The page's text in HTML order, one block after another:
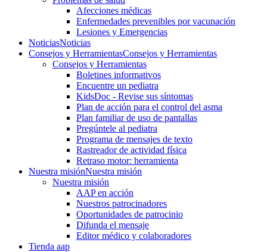
Afecciones médicas
Enfermedades prevenibles por vacunación
Lesiones y Emergencias
NoticiasNoticias
Consejos y HerramientasConsejos y Herramientas
Consejos y Herramientas
Boletines informativos
Encuentre un pediatra
KidsDoc - Revise sus síntomas
Plan de acción para el control del asma
Plan familiar de uso de pantallas
Pregúntele al pediatra
Programa de mensajes de texto
Rastre​​ador de activida​d física
Retraso motor: herramienta
Nuestra misiónNuestra misión
Nuestra misión
AAP en acción
Nuestros patrocinadores
Oportunidades de patrocinio
Difunda el mensaje
Editor médico y colaboradores
Tienda aap